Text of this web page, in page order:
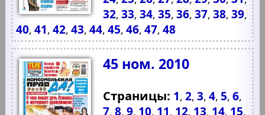
32,33,34,35,36,37,38,39,
40,41,42,43,44,45,46,47,48
45 ном. 2010
Страницы: 1,2,3,4, 5,6,
7,8,9, 10, 11, 12, 13, 14, 15,